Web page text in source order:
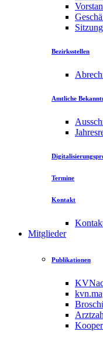
Bezirksstellen
Amtliche
Termine
Kontakt
Mitglieder
Publikationen